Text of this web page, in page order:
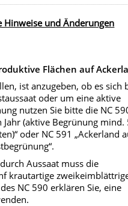
Hinweise und Änderungen
Flächen auf
ist anzugeben, ob es sich
oder um eine aktive
nutzen Sie bitte die NC
(aktive Begrünung mind.
oder NC 591 „Ackerland
Aussaat muss die
krautartige
NC 590 erklären Sie, eine